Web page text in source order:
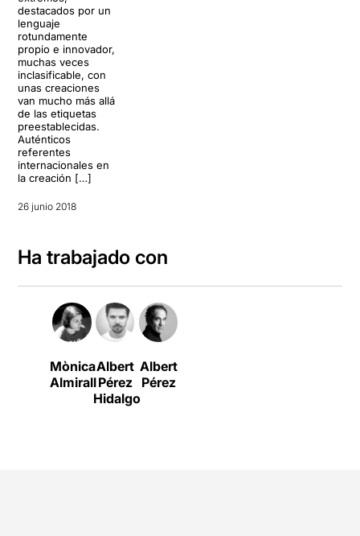
destacados por un
lenguaje
rotundamente
propio e innovador,
muchas veces
inclasificable, con
unas creaciones
van mucho más allá
de las etiquetas
preestablecidas.
Auténticos
referentes
internacionales en
la creación […]
26 junio 2018
Ha trabajado con
Mònica
Almirall
Albert
Pérez
Hidalgo
Albert
Pérez